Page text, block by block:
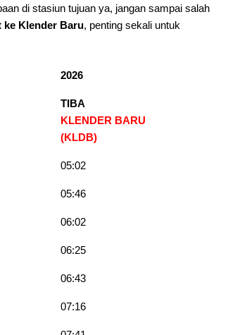
di stasiun tujuan ya, jangan sampai salah
ke Klender Baru, penting sekali untuk
2026
TIBA
KLENDER BARU
(KLDB)
05:02
05:46
06:02
06:25
06:43
07:16